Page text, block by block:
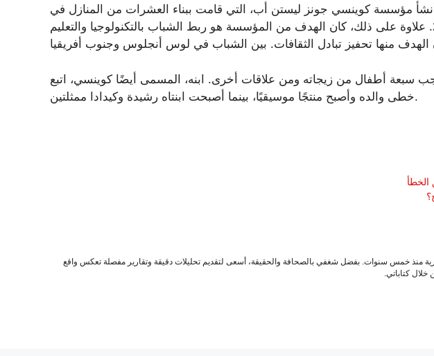
كما أنشأ مؤسسة كوينسي جونز ليستن أب، التي قامت ببناء العشرات من المنازل في
جنوب أفريقيا في عام 2001. علاوة على ذلك، كان الهدف من المؤسسة هو ربط الشباب بالتكنولوجيا والتعليم
سبعة أطفال من زيجاته ومن علاقات أخرى. ابنه، المسمى أيضًا كوينسي، اتبع
خطى والده وأصبح منتجًا موسيقيًا، بينما أصبحت ابنتاه رشيدة وكيدادا ممثلتين.
الخطأ
منذ خمس سنوات. بفضل شغفي بالصحافة والحقيقة، أسعى لتقديم تحليلات دقيقة وتقارير مفصلة تعكس واقع
خلال كتاباتي.